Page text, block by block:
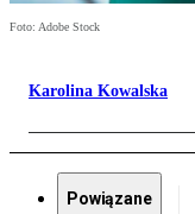
Foto: Adobe Stock
Karolina Kowalska
Powiązane